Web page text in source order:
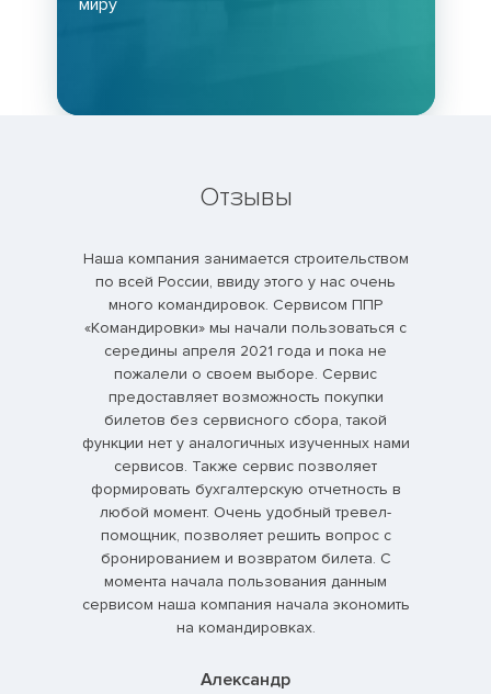
миру
Отзывы
Наша компания занимается строительством
по всей России, ввиду этого у нас очень
много командировок. Сервисом ППР
«Командировки» мы начали пользоваться с
середины апреля 2021 года и пока не
пожалели о своем выборе. Сервис
предоставляет возможность покупки
билетов без сервисного сбора, такой
функции нет у аналогичных изученных нами
сервисов. Также сервис позволяет
формировать бухгалтерскую отчетность в
любой момент. Очень удобный тревел-
помощник, позволяет решить вопрос с
бронированием и возвратом билета. С
момента начала пользования данным
сервисом наша компания начала экономить
на командировках.
Александр